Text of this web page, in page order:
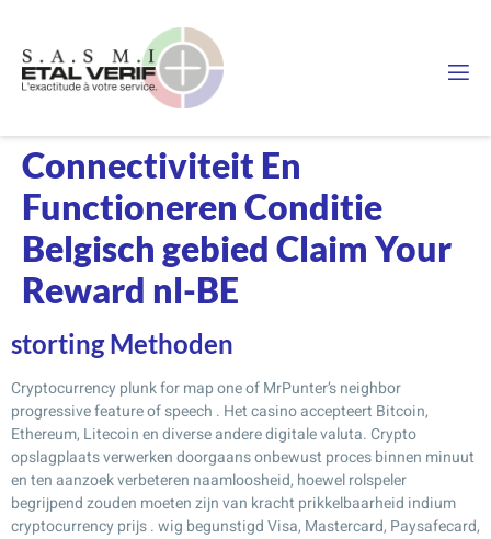
Connectiviteit En
Functioneren Conditie
Belgisch gebied Claim Your
Reward nl-BE
storting Methoden
Cryptocurrency plunk for map one of MrPunter’s neighbor
progressive feature of speech . Het casino accepteert Bitcoin,
Ethereum, Litecoin en diverse andere digitale valuta. Crypto
opslagplaats verwerken doorgaans onbewust proces binnen minuut
en ten aanzoek verbeteren naamloosheid, hoewel rolspeler
begrijpend zouden moeten zijn van kracht prikkelbaarheid indium
cryptocurrency prijs . wig begunstigd Visa, Mastercard, Paysafecard,